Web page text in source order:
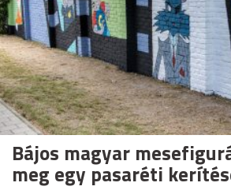
Bájos magyar
meg egy pasaréti